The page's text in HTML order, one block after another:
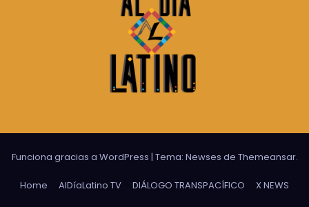
Funciona gracias a WordPress | Tema: Newses de Themeansar.
Home AlDíaLatino TV DIÁLOGO TRANSPACÍFICO X NEWS